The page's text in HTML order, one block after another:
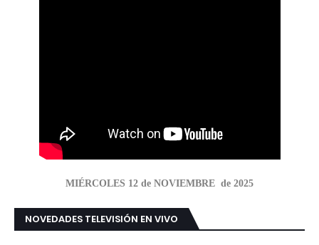
MIÉRCOLES 12 de NOVIEMBRE de 2025
NOVEDADES TELEVISIÓN EN VIVO